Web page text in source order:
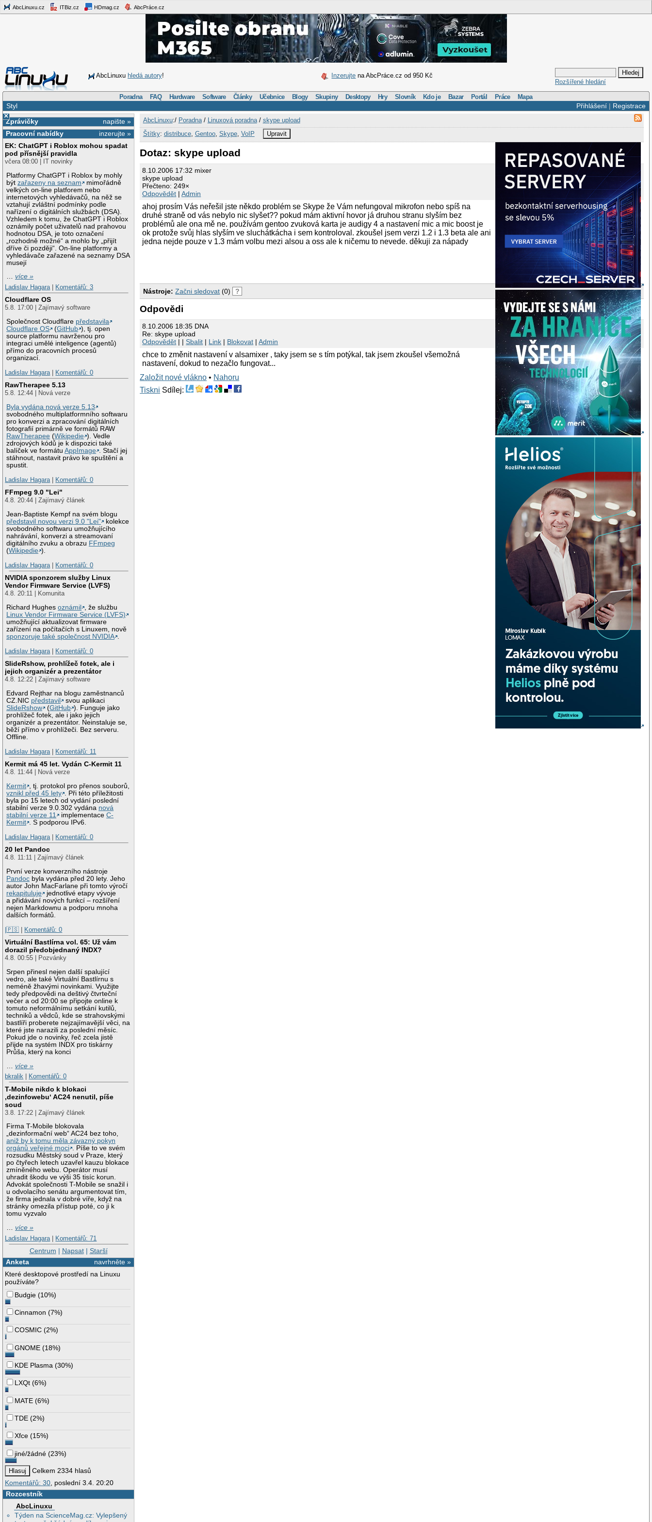
AbcLinuxu.cz ITBiz.cz HDmag.cz AbcPráce.cz
AbcLinuxu hledá autory! Inzerujte na AbcPráce.cz od 950 Kč
Rozšířené hledání
Poradna FAQ Hardware Software Články Učebnice Blogy Skupiny Desktopy Hry Slovník Kdo je Bazar Portál Práce Mapa
Přihlášení| Registrace
Styl
×
napište »
Zprávičky
inzerujte »
Pracovní nabídky
EK: ChatGPT i Roblox mohou spadat
pod přísnější pravidla
včera 08:00 | IT novinky
Platformy ChatGPT i Roblox by mohly
býtzařazeny na seznam
mimořádně
velkých on-line platforem nebo
internetových vyhledávačů, na něž se
vztahují zvláštní podmínky podle
nařízení o digitálních službách (DSA).
Vzhledem k tomu, že ChatGPT i Roblox
oznámily počet uživatelů nad prahovou
hodnotou DSA, je toto označení
„rozhodně možné“ a mohlo by „přijít
dříve či později“. On-line platformy a
vyhledávače zařazené na seznamy DSA
musejí
…více »
Ladislav Hagara
Komentářů: 3
Cloudflare OS
5.8. 17:00 | Zajímavý software
Společnost Cloudflare představila
Cloudflare OS
(GitHub ), tj. open
source platformu navrženou pro
integraci umělé inteligence (agentů)
přímo do pracovních procesů
organizací.
Ladislav Hagara
Komentářů: 0
RawTherapee 5.13
5.8. 12:44 | Nová verze
Byla vydána nová verze 5.13
svobodného multiplatformního softwaru
pro konverzi a zpracování digitálních
fotografií primárně ve formátů RAW
RawTherapee (Wikipedie ). Vedle
zdrojových kódů je k dispozici také
balíček ve formátuAppImage . Stačí jej
stáhnout, nastavit právo ke spuštění a
spustit.
Ladislav Hagara
Komentářů: 0
FFmpeg 9.0 "Lei"
4.8. 20:44 | Zajímavý článek
Jean-Baptiste Kempf na svém blogu
představil novou verzi 9.0 "Lei"
kolekce
svobodného softwaru umožňujícího
nahrávání, konverzi a streamovaní
digitálního zvuku a obrazu FFmpeg
(Wikipedie ).
Ladislav Hagara
Komentářů: 0
NVIDIA sponzorem služby Linux
Vendor Firmware Service (LVFS)
4.8. 20:11 | Komunita
Richard Hughesoznámil
, že službu
Linux Vendor Firmware Service (LVFS)
umožňující aktualizovat firmware
zařízení na počítačích s Linuxem, nově
sponzoruje také společnost NVIDIA .
Ladislav Hagara | Komentářů: 0
SlideRshow, prohlížeč fotek, ale i
jejich organizér a prezentátor
4.8. 12:22 | Zajímavý software
Edvard Rejthar na blogu zaměstnanců
CZ.NIC představil
svou aplikaci
SlideRshow
(GitHub ). Funguje jako
prohlížeč fotek, ale i jako jejich
organizér a prezentátor. Neinstaluje se,
běží přímo v prohlížeči. Bez serveru.
Offline.
Ladislav Hagara | Komentářů: 11
Kermit má 45 let. Vydán C-Kermit 11
4.8. 11:44 | Nová verze
Kermit , tj. protokol pro přenos souborů,
vznikl před 45 lety . Při této příležitosti
byla po 15 letech od vydání poslední
stabilní verze 9.0.302 vydána nová
stabilní verze 11
implementaceC-
Kermit . S podporou IPv6.
Ladislav Hagara | Komentářů: 0
20 let Pandoc
4.8. 11:11 | Zajímavý článek
První verze konverzního nástroje
Pandoc byla vydána před 20 lety. Jeho
autor John MacFarlane při tomto výročí
rekapituluje
jednotlivé etapy vývoje
a přidávání nových funkcí – rozšíření
nejen Markdownu a podporu mnoha
dalších formátů.
|🇵🇸 | Komentářů: 0
Virtuální Bastlírna vol. 65: Už vám
dorazil předobjednaný INDX?
4.8. 00:55 | Pozvánky
Srpen přinesl nejen další spalující
vedro, ale také Virtuální Bastlírnu s
neméně žhavými novinkami. Využijte
tedy předpovědi na deštivý čtvrteční
večer a od 20:00 se připojte online k
tomuto neformálnímu setkání kutilů,
techniků a vědců, kde se strahovskými
bastlíři proberete nejzajímavější věci, na
které jste narazili za poslední měsíc.
Pokud jde o novinky, řeč zcela jistě
přijde na systém INDX pro tiskárny
Průša, který na konci
…více »
bkralik
Komentářů: 0
T-Mobile nikdo k blokaci
‚dezinfowebu‘ AC24 nenutil, píše
soud
3.8. 17:22 | Zajímavý článek
Firma T-Mobile blokovala
„dezinformační web“ AC24 bez toho,
aniž by k tomu měla závazný pokyn
orgánů veřejné moci . Píše to ve svém
rozsudku Městský soud v Praze, který
po čtyřech letech uzavřel kauzu blokace
zmíněného webu. Operátor musí
uhradit škodu ve výši 35 tisíc korun.
Advokát společnosti T-Mobile se snažil i
u odvolacího senátu argumentovat tím,
že firma jednala v dobré víře, když na
stránky omezila přístup poté, co ji k
tomu vyzvalo
…více »
Ladislav Hagara | Komentářů: 71
Centrum | Napsat| Starší
navrhněte »
Anketa
Které desktopové prostředí na Linuxu
používáte?
Budgie (10%)
Cinnamon (7%)
COSMIC (2%)
GNOME (18%)
KDE Plasma (30%)
LXQt (6%)
MATE (6%)
TDE (2%)
Xfce (15%)
jiné/žádné (23%)
Celkem 2334 hlasů
Komentářů: 30, poslední 3.4. 20:20
Rozcestník
AbcLinuxu
Týden na ScienceMag.cz: Vylepšený
AbcLinuxu:/ Poradna/ Linuxová poradna/ skype upload
Štítky: distribuce, Gentoo, Skype, VoIP Upravit
Dotaz: skype upload
8.10.2006 17:32 mixer
skype upload
Přečteno: 249×
Odpovědět |Admin
ahoj prosím Vás neřešil jste někdo problém se Skype že Vám nefungoval mikrofon nebo spíš na
druhé straně od vás nebylo nic slyšet?? pokud mám aktivní hovor já druhou stranu slyším bez
problémů ale ona mě ne. používám gentoo zvuková karta je audigy 4 a nastavení mic a mic boost je
ok protože svůj hlas slyším ve sluchátkácha i sem kontroloval. zkoušel jsem verzi 1.2 i 1.3 beta ale ani
jedna nejde pouze v 1.3 mám volbu mezi alsou a oss ale k ničemu to nevede. děkuji za nápady
Nástroje: Začni sledovat (0) ?
Odpovědi
8.10.2006 18:35 DNA
Re: skype upload
Odpovědět | |Sbalit | Link | Blokovat |Admin
chce to změnit nastavení v alsamixer , taky jsem se s tím potýkal, tak jsem zkoušel všemožná
nastavení, dokud to nezačlo fungovat...
Založit nové vlákno • Nahoru
Tiskni Sdílej: